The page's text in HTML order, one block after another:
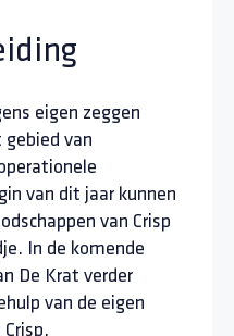
eigen zeggen
van
van dit jaar kunnen
van Crisp
In de komende
De Krat verder
van de eigen